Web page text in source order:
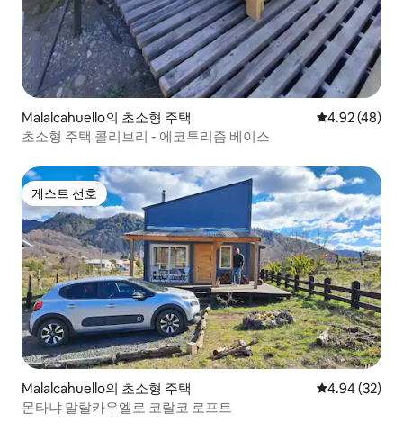
Malalcahuello의 초소형 주택 평점 4.92점(5
4.92 (48)
초소형 주택 콜리브리 - 에코투리즘 베이스
게스트 선호
게스트 선호
Malalcahuello의 초소형 주택 평점 4.94점(5
4.94 (32)
몬타냐 말랄카우엘로 코랄코 로프트